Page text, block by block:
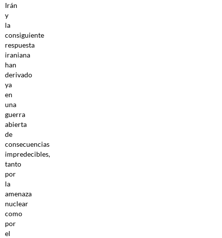
Irán
y
la
consiguiente
respuesta
iraniana
han
derivado
ya
en
una
guerra
abierta
de
consecuencias
impredecibles,
tanto
por
la
amenaza
nuclear
como
por
el